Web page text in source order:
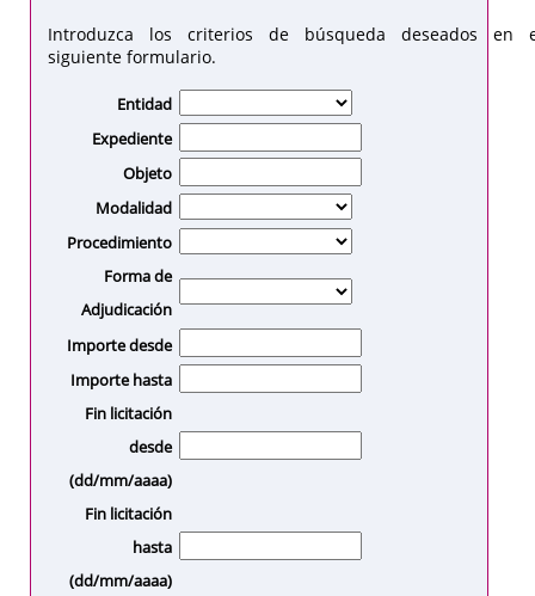
Introduzca los criterios de búsqueda deseados en
siguiente formulario.
Entidad
Expediente
Objeto
Modalidad
Procedimiento
Forma de
Adjudicación
Importe desde
Importe hasta
Fin licitación
desde
(dd/mm/aaaa)
Fin licitación
hasta
(dd/mm/aaaa)